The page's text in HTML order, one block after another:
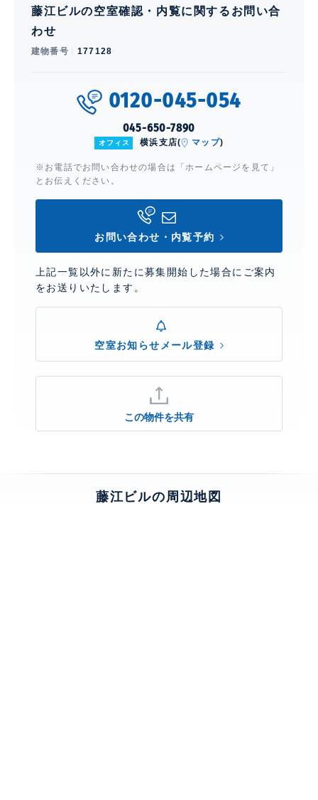
藤江ビルの空室確認・内覧に関するお問い合
わせ
建物番号 177128
0120-045-054
045-650-7890
オフィス 横浜支店( マップ)
※お電話でお問い合わせの場合は「ホームページを見て」
とお伝えください。
お問い合わせ・内覧予約
上記一覧以外に新たに募集開始した場合にご案内
をお送りいたします。
空室お知らせメール登録
この物件を共有
藤江ビルの周辺地図